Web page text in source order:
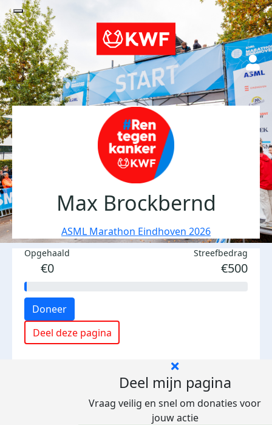
Max Brockbernd
ASML Marathon Eindhoven 2026
Opgehaald
€0
Streefbedrag
€500
Doneer
Deel deze pagina
Deel mijn pagina
Vraag veilig en snel om donaties voor
jouw actie